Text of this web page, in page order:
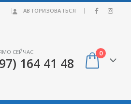
АВТОРИЗОВАТЬСЯ |
СЕЙЧАС
164 41 48
0